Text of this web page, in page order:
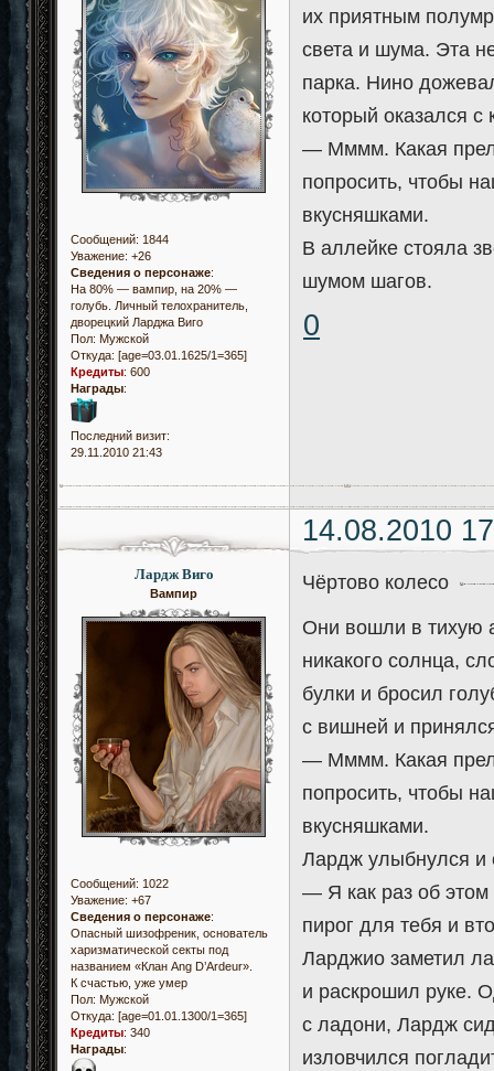
Сообщений: 1844
Уважение: +26
Сведения о персонаже:
На 80% — вампир, на 20% —
голубь. Личный телохранитель,
дворецкий Ларджа Виго
Пол: Мужской
Откуда: [age=03.01.1625/1=365]
Кредиты: 600
Награды:
Последний визит:
29.11.2010 21:43
их приятным
света и шума. Эта
парка. Нино
который оказался с
— Мммм. Какая
попросить, чтобы
вкусняшками.
В аллейке стояла
шумом шагов.
0
14.08.2010
Лардж Виго
Вампир
Сообщений: 1022
Уважение: +67
Сведения о персонаже:
Опасный шизофреник, основатель
харизматической секты под
названием «Клан Ang D’Ardeur».
К счастью, уже умер
Пол: Мужской
Откуда: [age=01.01.1300/1=365]
Кредиты: 340
Награды:
Чёртово колесо
Они вошли в тихую
никакого солнца,
булки и бросил
с вишней и
— Мммм. Какая
попросить, чтобы
вкусняшками.
Лардж улыбнулся и
— Я как раз об этом
пирог для тебя и
Ларджио заметил
и раскрошил руке.
с ладони, Лардж
изловчился